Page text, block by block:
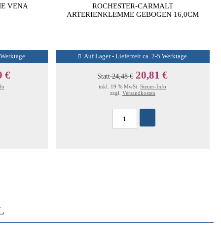
VENA
€
ROCHESTER-CARMALT
ARTERIENKLEMME GEBOGEN 16,0CM
Auf Lager - Lieferzeit ca. 2-5 Werktage
Statt24,48 € 20,81 €
inkl. 19 % MwSt.Steuer-Info
zzgl. Versandkosten